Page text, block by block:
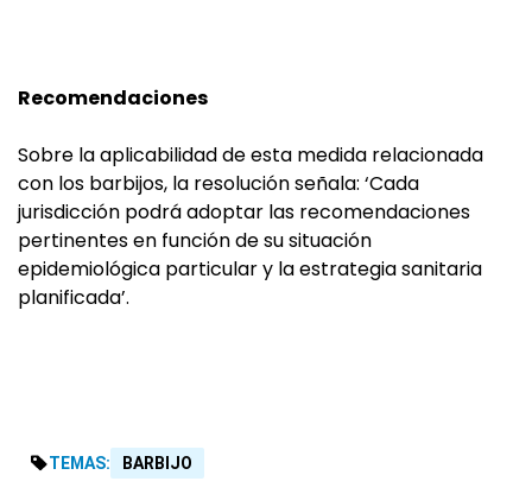
Recomendaciones
Sobre la aplicabilidad de esta medida relacionada
con los barbijos, la resolución señala: ‘Cada
jurisdicción podrá adoptar las recomendaciones
pertinentes en función de su situación
epidemiológica particular y la estrategia sanitaria
planificada’.
TEMAS: BARBIJO